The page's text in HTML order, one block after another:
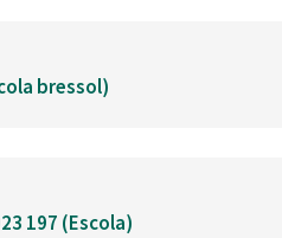
bressol)
197 (Escola)